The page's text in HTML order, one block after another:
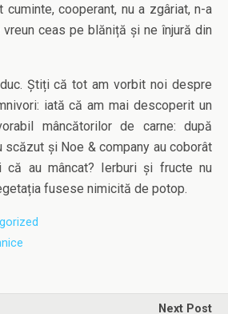
cuminte, cooperant, nu a zgâriat, n-a
ceas pe blăniță și ne înjură din
Știți că tot am vorbit noi despre
iată că am mai descoperit un
mâncătorilor de carne: după
scăzut și Noe & company au coborât
că au mâncat? Ierburi și fructe nu
fusese nimicită de potop.
Next Post